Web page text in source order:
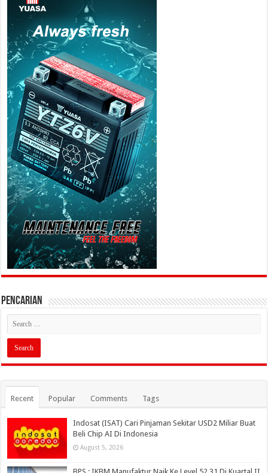
PENCARIAN
Recent Popular Comments Tags
Indosat (ISAT) Cari Pinjaman Sekitar USD2 Miliar Buat
Beli Chip AI Di Indonesia
August 5, 2026